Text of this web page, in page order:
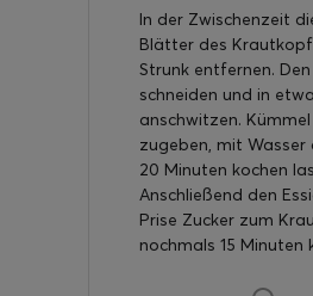
In der Zwischenzeit
Blätter des
Strunk entfernen.
schneiden und in
anschwitzen.
zugeben, mit
20 Minuten kochen
Anschließend den
Prise Zucker zum
nochmals 15 Minuten